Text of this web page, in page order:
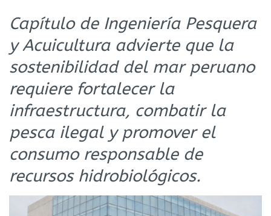
Capítulo de Ingeniería Pesquera
y Acuicultura advierte que la
sostenibilidad del mar peruano
requiere fortalecer la
infraestructura, combatir la
pesca ilegal y promover el
consumo responsable de
recursos hidrobiológicos.